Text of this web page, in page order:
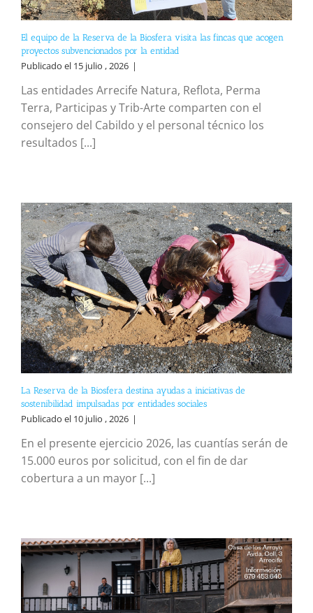
El equipo de la Reserva de la Biosfera visita las fincas que acogen
proyectos subvencionados por la entidad
Publicado el 15 julio , 2026 |
Las entidades Arrecife Natura, Reflota, Perma
Terra, Participas y Trib-Arte comparten con el
consejero del Cabildo y el personal técnico los
resultados [...]
La Reserva de la Biosfera destina ayudas a iniciativas de
sostenibilidad impulsadas por entidades sociales
Publicado el 10 julio , 2026 |
En el presente ejercicio 2026, las cuantías serán de
15.000 euros por solicitud, con el fin de dar
cobertura a un mayor [...]